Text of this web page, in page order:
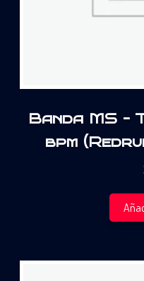
Banda MS –
bpm